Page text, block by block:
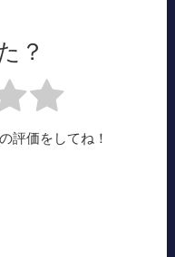
？
評価をしてね！